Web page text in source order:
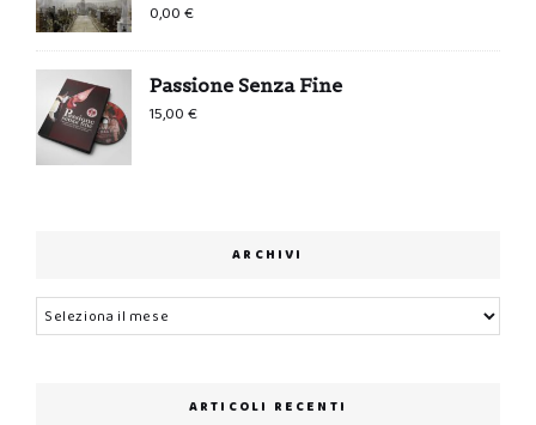
0,00€
Passione Senza Fine
15,00€
ARCHIVI
Archivi
ARTICOLI RECENTI